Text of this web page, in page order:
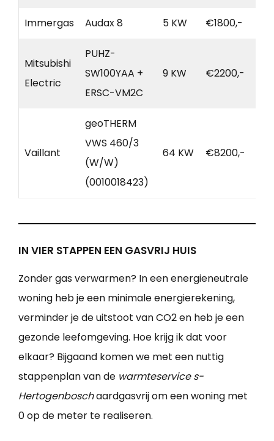
Immergas Audax 8 5 KW €1800,-
Mitsubishi
Electric
PUHZ-
SW100YAA +
ERSC-VM2C
9 KW €2200,-
Vaillant
geoTHERM
VWS 460/3
(W/W)
(0010018423)
64 KW €8200,-
IN VIER STAPPEN EEN GASVRIJ HUIS
Zonder gas verwarmen? In een energieneutrale
woning heb je een minimale energierekening,
verminder je de uitstoot van CO2 en heb je een
gezonde leefomgeving. Hoe krijg ik dat voor
elkaar? Bijgaand komen we met een nuttig
stappenplan van de warmteservice s-
Hertogenboschaardgasvrij om een woning met
0 op de meter te realiseren.